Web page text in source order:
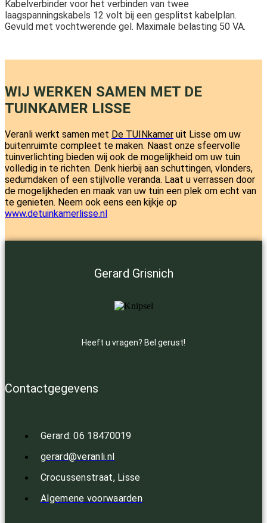
Kabelverbinder voor het verbinden van twee
laagspanningskabels 12 volt bij een gesplitst kabelplan.
Gevuld met vochtwerende gel. Maximale belasting 50 VA.
WIJ WERKEN SAMEN MET DE
TUINKAMER LISSE
Veranli werkt samen met De TUINkamer uit Lisse om uw
buitenruimte compleet te maken. Naast onze sfeervolle
tuinverlichting bieden wij ook de mogelijkheid om uw tuin
volledig in te richten. Denk hierbij aan schuttingen, vlonders,
sedumdaken of een stijlvolle veranda. Laat u verrassen door
de mogelijkheden en maak van uw tuin een plek om echt van
te genieten. Neem ook eens een kijkje op
www.detuinkamerlisse.nl
Gerard Grisnich
Heeft u vragen? Bel gerust!
Contactgegevens
Gerard: 06 18470019
gerard@veranli.nl
Crocussenstraat, Lisse
Algemene voorwaarden